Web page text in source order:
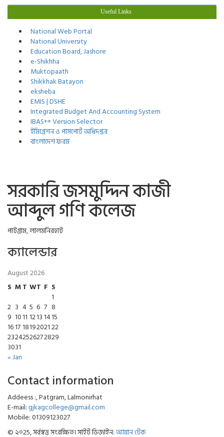
Useful Links
National Web Portal
National University
Education Board, Jashore
e-Shikhha
Muktopaath
Shikkhak Batayon
eksheba
EMIS | DSHE
Integrated Budget And Accounting System
IBAS++ Version Selector
ইমিগ্রেশন ও পাসপোর্ট অধিদপ্তর
বাংলাদেশ ফরম
সরকারি জসমুদ্দিন কাজী
আব্দুল গণি কলেজ
পাটগ্রাম, লালমনিরহাট
ক্যালেন্ডার
August 2026
S MT WT F S
1
2 3 4 5 6 7 8
9 1011 12131415
16171819202122
23242526272829
3031
« Jan
Contact information
Addeess :, Patgram, Lalmonirhat
E-mail:gjkagcollege@gmail.com
Mobile: 01309123027
© ২০25, সর্বস্বত্ত সংরক্ষিত। সাইট ডিজাইন:আয়ান টেক